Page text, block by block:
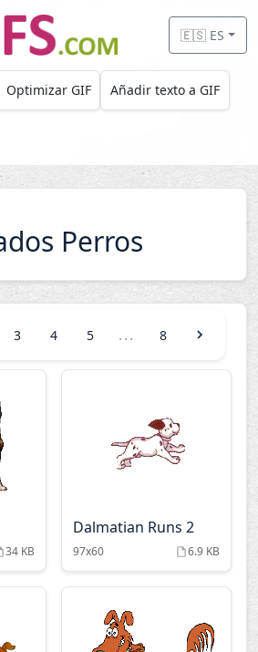
🇪🇸 ES
Optimizar GIF Añadir texto a GIF
Perros
3 4 5 ... 8
34 KB
Dalmatian Runs 2
97x60 6.9 KB